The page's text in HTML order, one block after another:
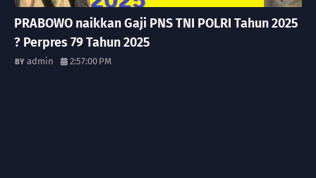
PRABOWO naikkan Gaji PNS TNI POLRI Tahun 2025
? Perpres 79 Tahun 2025
admin 2:57:00 PM